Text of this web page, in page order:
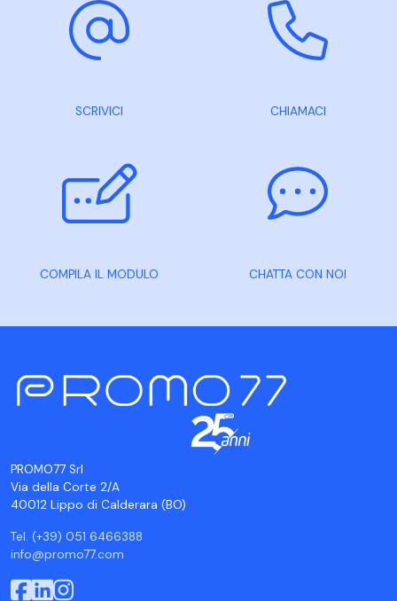
SCRIVICI CHIAMACI
COMPILA IL MODULO CHATTA CON NOI
PROMO77 Srl
Via della Corte 2/A
40012 Lippo di Calderara (BO)
Tel. (+39) 051 6466388
info@promo77.com